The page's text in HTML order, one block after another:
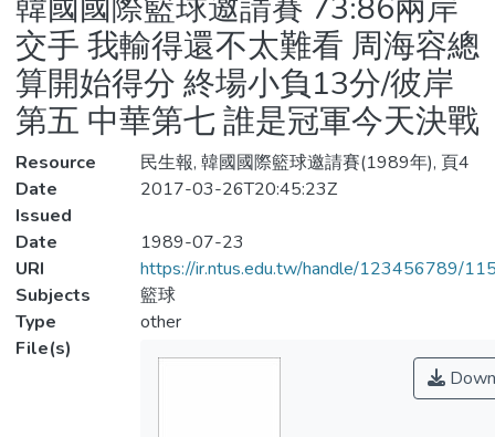
Statistics
交手 我輸得還不太難看 周海容總
算開始得分 終場小負13分/彼岸
第五 中華第七 誰是冠軍今天決戰
Resource
民生報, 韓國國際籃球邀請賽(1989年), 頁4
Date
Issued
2017-03-26T20:45:23Z
Date
1989-07-23
URI
https://ir.ntus.edu.tw/handle/123456789/
Subjects
籃球
Type
other
File(s)